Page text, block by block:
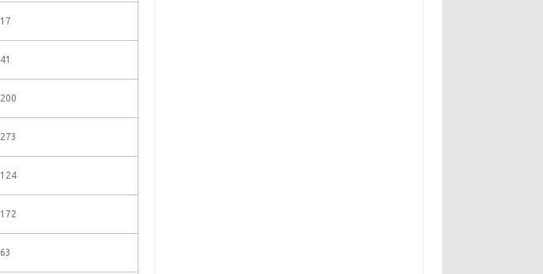
17
41
200
273
124
172
63